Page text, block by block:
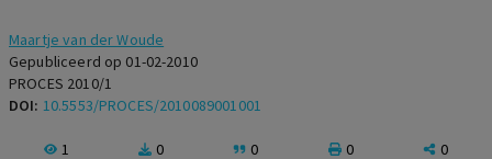
Maartje van der Woude
Gepubliceerd op 01-02-2010
PROCES 2010/1
DOI: 10.5553/PROCES/2010089001001
1 0 0 0 0